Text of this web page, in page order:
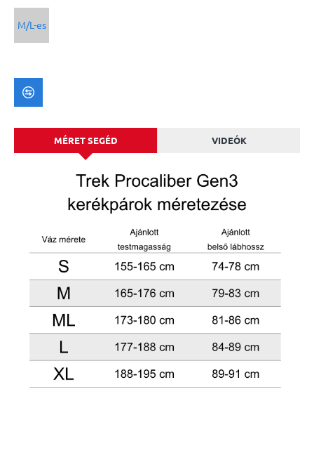
M/L-es
MÉRET SEGÉD VIDEÓK